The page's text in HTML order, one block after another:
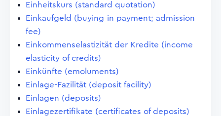
Einheitskurs (standard quotation)
Einkaufgeld (buying-in payment; admission
fee)
Einkommenselastizität der Kredite (income
elasticity of credits)
Einkünfte (emoluments)
Einlage-Fazilität (deposit facility)
Einlagen (deposits)
Einlagezertifikate (certificates of deposits)